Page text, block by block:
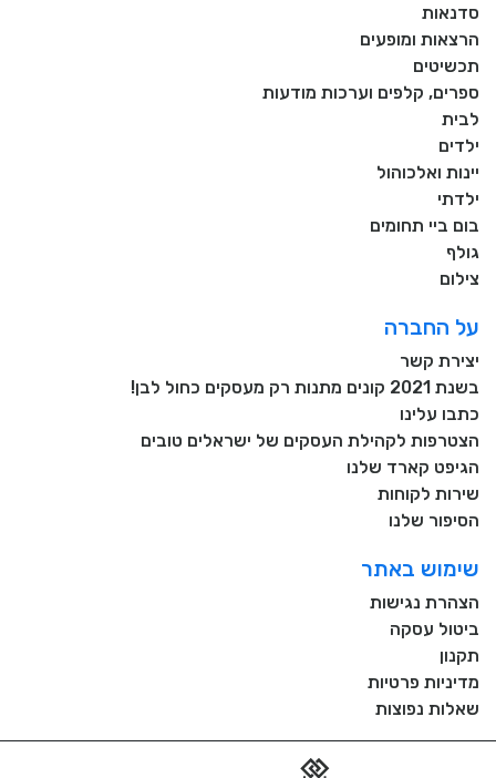
סדנאות
הרצאות ומופעים
תכשיטים
ספרים, קלפים וערכות מודעות
לבית
ילדים
יינות ואלכוהול
ילדתי
בום ביי תחומים
גולף
צילום
על החברה
יצירת קשר
בשנת 2021 קונים מתנות רק מעסקים כחול לבן!
כתבו עלינו
הצטרפות לקהילת העסקים של ישראלים טובים
הגיפט קארד שלנו
שירות לקוחות
הסיפור שלנו
שימוש באתר
הצהרת נגישות
ביטול עסקה
תקנון
מדיניות פרטיות
שאלות נפוצות